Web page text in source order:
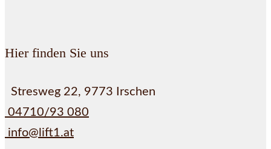
Hier finden Sie uns
Stresweg 22, 9773 Irschen
04710/93 080
info@lift1.at